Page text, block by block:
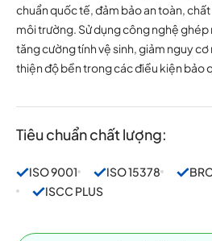
chuẩn quốc tế, đảm bảo an toàn,
môi trường. Sử dụng công nghệ
tăng cường tính vệ sinh, giảm nguy cơ
thiện độ bền trong các điều kiện bảo
Tiêu chuẩn chất lượng:
ISO 9001 ISO 15378
ISCC PLUS